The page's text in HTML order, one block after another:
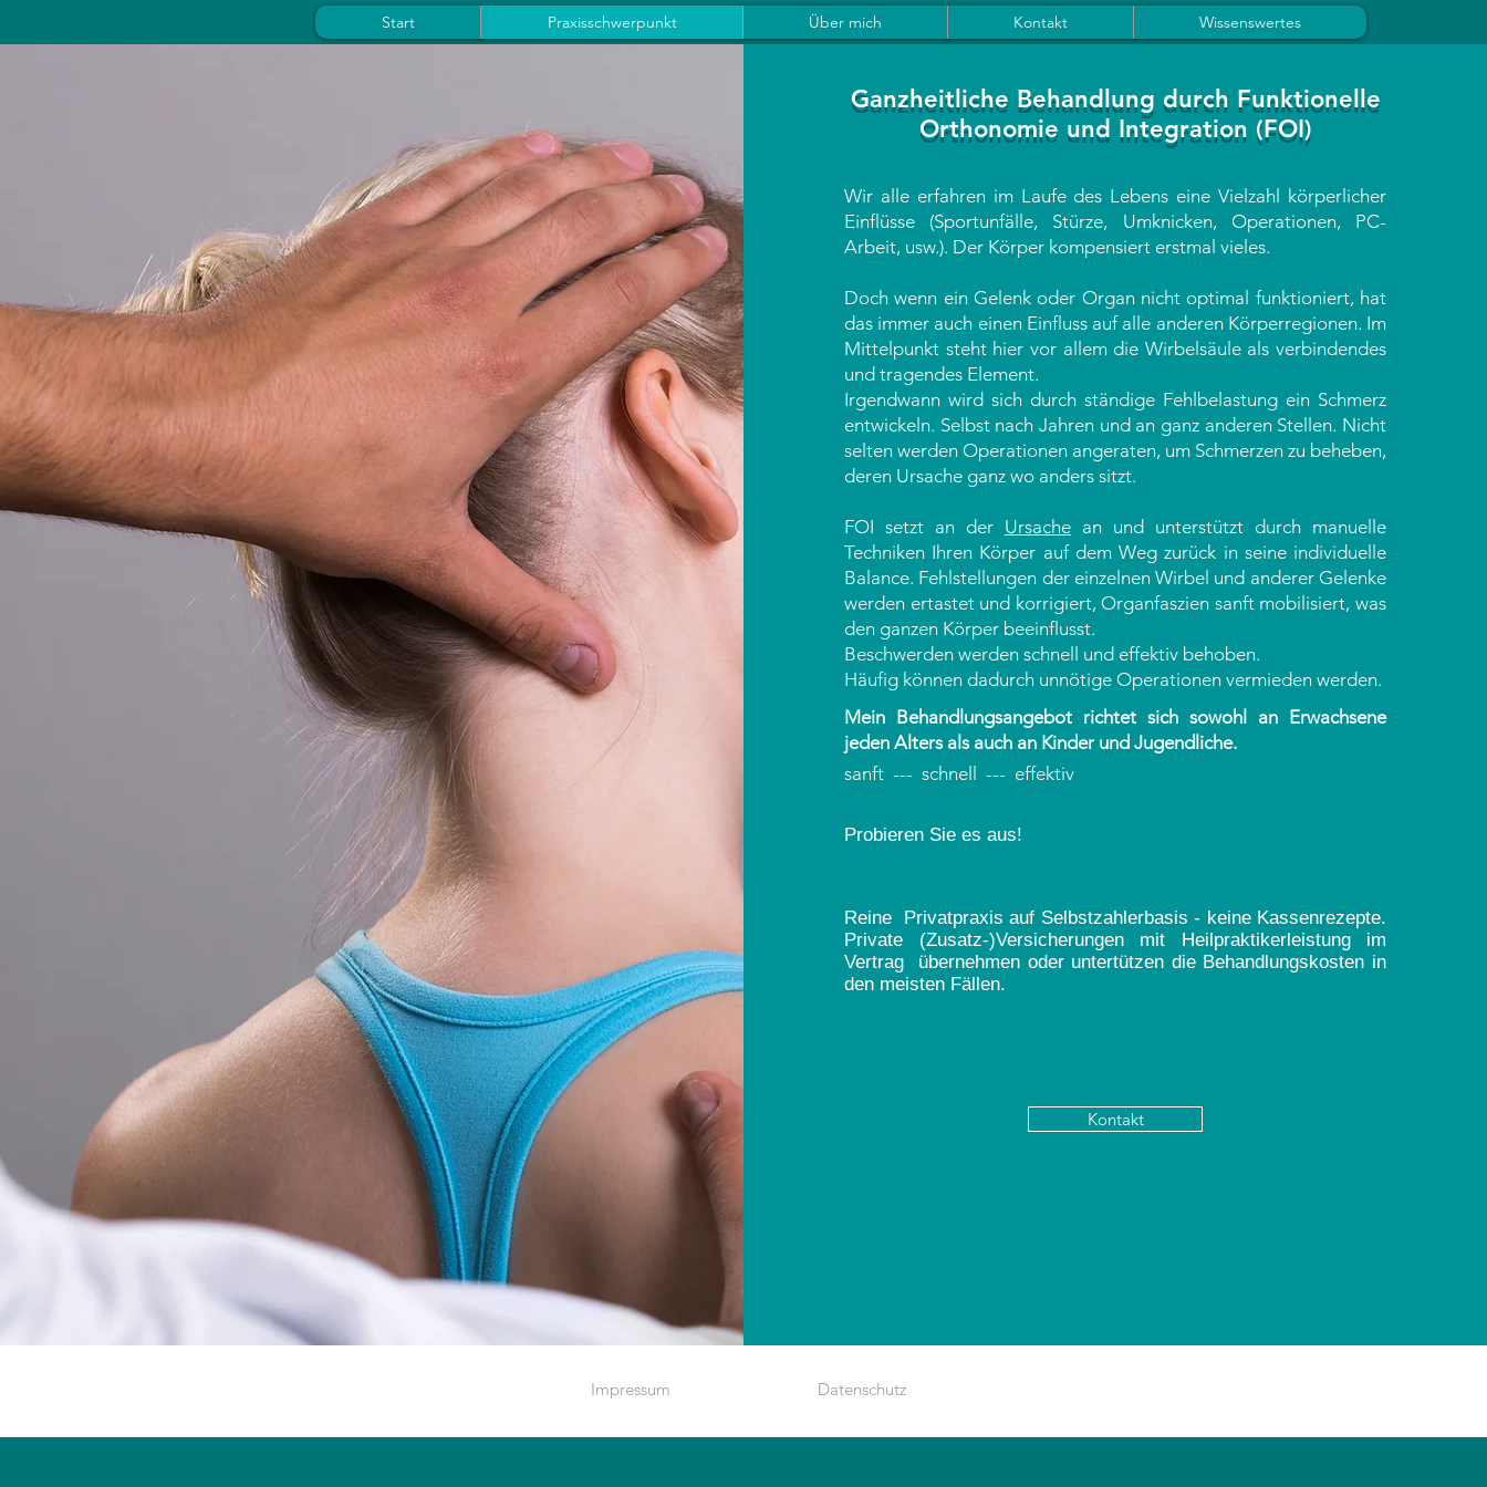
Start Praxisschwerpunkt Über mich Kontakt Wissenswertes
Ganzheitliche Behandlung durch Funktionelle
Orthonomie und Integration (FOI)
Wir alle erfahren im Laufe des Lebens eine Vielzahl körperlicher
Einflüsse (Sportunfälle, Stürze, Umknicken, Operationen, PC-
Arbeit, usw.). Der Körper kompensiert erstmal vieles.
Doch wenn ein Gelenk oder Organ nicht optimal funktioniert, hat
das immer auch einen Einfluss auf alle anderen Körperregionen. Im
Mittelpunkt steht hier vor allem die Wirbelsäule als verbindendes
und tragendes Element.
Irgendwann wird sich durch ständige Fehlbelastung ein Schmerz
entwickeln. Selbst nach Jahren und an ganz anderen Stellen. Nicht
selten werden Operationen angeraten, um Schmerzen zu beheben,
deren Ursache ganz wo anders sitzt.
FOI setzt an der Ursache an und unterstützt durch manuelle
Techniken Ihren Körper auf dem Weg zurück in seine individuelle
Balance. Fehlstellungen der einzelnen Wirbel und anderer Gelenke
werden ertastet und korrigiert, Organfaszien sanft mobilisiert, was
den ganzen Körper beeinflusst.
Beschwerden werden schnell und effektiv behoben.
Häufig können dadurch unnötige Operationen vermieden werden.
Mein Behandlungsangebot richtet sich sowohl an Erwachsene
jeden Alters als auch an Kinder und Jugendliche.
sanft --- schnell --- effektiv
Probieren Sie es aus!
Reine Privatpraxis auf Selbstzahlerbasis - keine Kassenrezepte.
Private (Zusatz-)Versicherungen mit Heilpraktikerleistung im
Vertrag übernehmen oder untertützen die Behandlungskosten in
den meisten Fällen.
Kontakt
Impressum Datenschutz